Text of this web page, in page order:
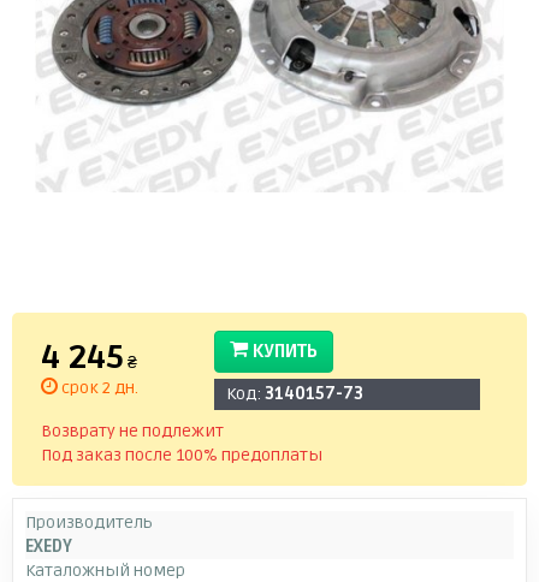
4 245 ₴
срок 2 дн.
КУПИТЬ
Код: 3140157-73
Возврату не подлежит
Под заказ после 100% предоплаты
Производитель
EXEDY
Каталожный номер